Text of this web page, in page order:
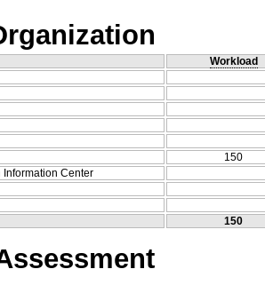
Workload
150
Information Center
150